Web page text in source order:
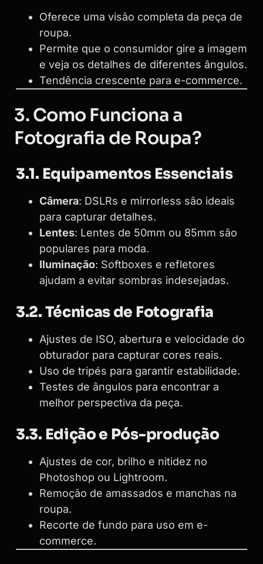
Oferece uma visão completa da peça de
roupa.
Permite que o consumidor gire a imagem
e veja os detalhes de diferentes ângulos.
Tendência crescente para e-commerce.
3. Como Funciona a
Fotografia de Roupa?
3.1. Equipamentos Essenciais
Câmera: DSLRs e mirrorless são ideais
para capturar detalhes.
Lentes: Lentes de 50mm ou 85mm são
populares para moda.
Iluminação: Softboxes e refletores
ajudam a evitar sombras indesejadas.
3.2. Técnicas de Fotografia
Ajustes de ISO, abertura e velocidade do
obturador para capturar cores reais.
Uso de tripés para garantir estabilidade.
Testes de ângulos para encontrar a
melhor perspectiva da peça.
3.3. Edição e Pós-produção
Ajustes de cor, brilho e nitidez no
Photoshop ou Lightroom.
Remoção de amassados e manchas na
roupa.
Recorte de fundo para uso em e-
commerce.